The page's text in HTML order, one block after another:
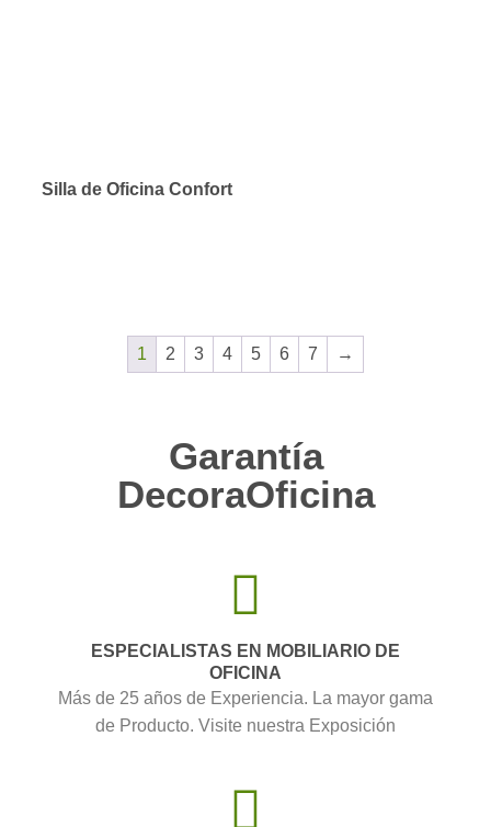
Silla de Oficina Confort
1 2 3 4 5 6 7 →
Garantía
DecoraOficina
ESPECIALISTAS EN MOBILIARIO DE
OFICINA
Más de 25 años de Experiencia. La mayor gama
de Producto. Visite nuestra Exposición